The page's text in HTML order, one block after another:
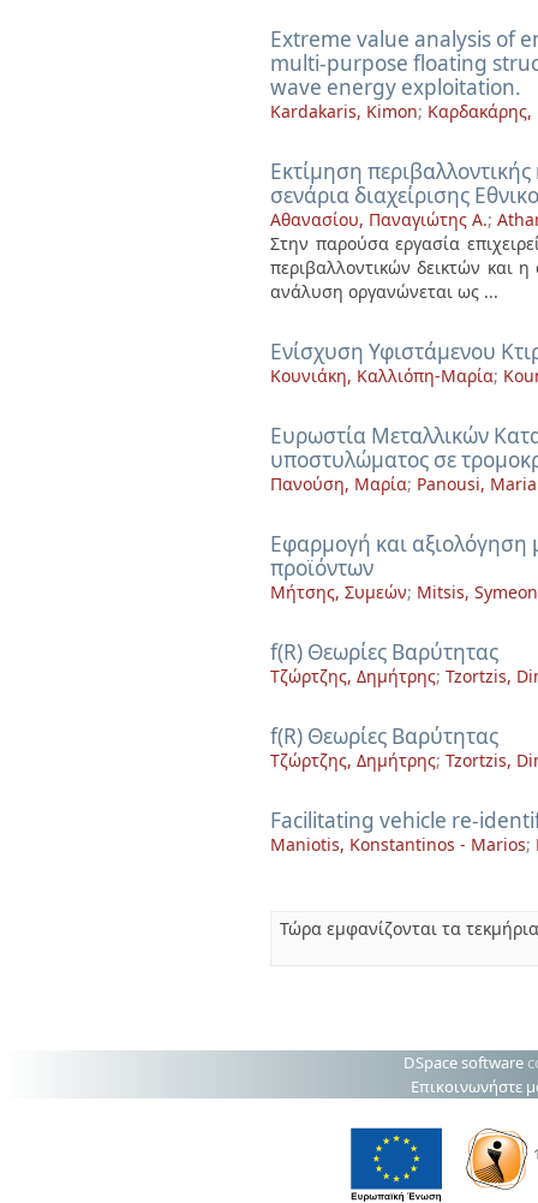
Extreme value analysis of
multi-purpose floating
wave energy exploitation.
Kardakaris, Kimon; Καρδακάρης,
Eκτίμηση
σενάρια διαχείρισης
Αθανασίου, Παναγιώτης Α.;
Στην παρούσα εργασία
περιβαλλοντικών δεικτών και
ανάλυση οργανώνεται ως ...
Eνίσχυση Υφιστάμενου
Κουνιάκη, Καλλιόπη-Μαρία;
Eυρωστία Μεταλλικών
υποστυλώματος σε
Πανούση, Μαρία; Panousi, Maria
Eφαρμογή και αξιολόγηση
προϊόντων
Μήτσης, Συμεών; Mitsis, Symeon
f(R) Θεωρίες Βαρύτητας
Τζώρτζης, Δημήτρης; Tzortzis,
f(R) Θεωρίες Βαρύτητας
Τζώρτζης, Δημήτρης; Tzortzis,
Facilitating vehicle re-
Maniotis, Konstantinos - Marios;
Τώρα εμφανίζονται τα
DSpace software
Επικοινωνήστε